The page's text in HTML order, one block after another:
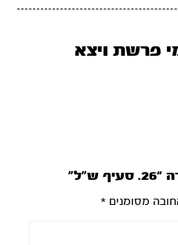
פרשת ויצא
מסומנים*